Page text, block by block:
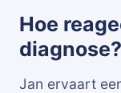
Hoe
diagnose?
Jan ervaart